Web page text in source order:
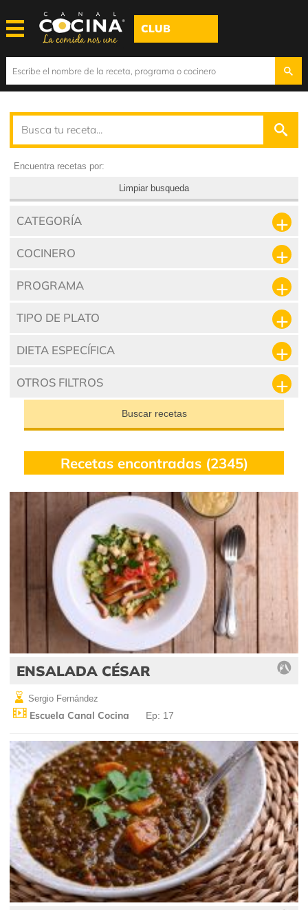
CLUB
Encuentra recetas por:
Limpiar busqueda
CATEGORÍA
COCINERO
PROGRAMA
TIPO DE PLATO
DIETA ESPECÍFICA
OTROS FILTROS
Buscar recetas
Recetas encontradas (2345)
ENSALADA CÉSAR
Sergio Fernández
Escuela Canal Cocina Ep: 17